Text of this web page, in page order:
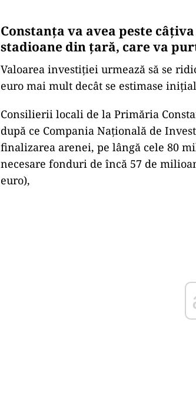
Constanța va avea peste
stadioane din țară, care va
Valoarea investiției urmează să se
euro mai mult decât se estimase
Consilierii locali de la Primăria
după ce Compania Națională de
finalizarea arenei, pe lângă cele 80
necesare fonduri de încă 57 de
euro),